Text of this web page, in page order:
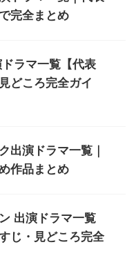
完全まとめ
ラマ一覧【代表
どころ完全ガイ
出演ドラマ一覧｜
作品まとめ
出演ドラマ一覧
じ・見どころ完全